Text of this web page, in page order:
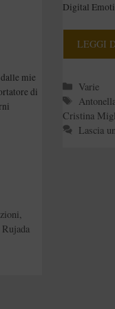
Digital
LEGGI
Categorie
Varie
Tag
Cristina
Lascia
mie
di
,
Rujada